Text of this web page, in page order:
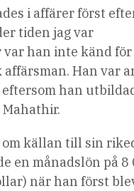
i affärer först
tiden jag var
han inte känd
Han var
han
Mahathir.
källan till sin
en månadslön på 8
när han först